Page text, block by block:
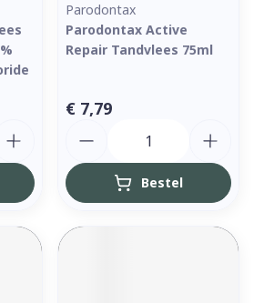
Parodontax
Parodontax Active
Repair Tandvlees 75ml
€ 7,79
Bestel